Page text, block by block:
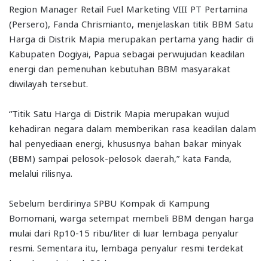
Region Manager Retail Fuel Marketing VIII PT Pertamina
(Persero), Fanda Chrismianto, menjelaskan titik BBM Satu
Harga di Distrik Mapia merupakan pertama yang hadir di
Kabupaten Dogiyai, Papua sebagai perwujudan keadilan
energi dan pemenuhan kebutuhan BBM masyarakat
diwilayah tersebut.
“Titik Satu Harga di Distrik Mapia merupakan wujud
kehadiran negara dalam memberikan rasa keadilan dalam
hal penyediaan energi, khususnya bahan bakar minyak
(BBM) sampai pelosok-pelosok daerah,” kata Fanda,
melalui rilisnya.
Sebelum berdirinya SPBU Kompak di Kampung
Bomomani, warga setempat membeli BBM dengan harga
mulai dari Rp10-15 ribu/liter di luar lembaga penyalur
resmi. Sementara itu, lembaga penyalur resmi terdekat